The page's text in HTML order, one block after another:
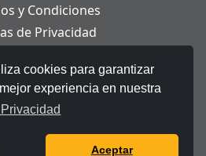
cookies para garantizar
experiencia en nuestra
Aceptar
y Condiciones
de Privacidad
Legal
de Datos Personales
los derechos reservados.